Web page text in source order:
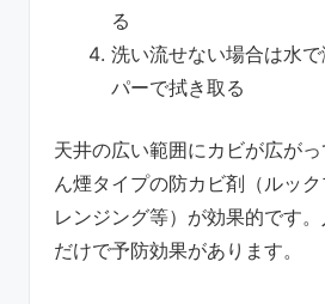
る
洗い流せない場合は水
パーで拭き取る
天井の広い範囲にカビが広がっ
ん煙タイプの防カビ剤（ルッ
レンジング等）が効果的です
だけで予防効果があります。